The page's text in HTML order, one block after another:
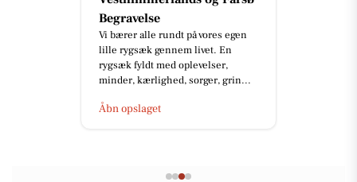
Begravelse
Vi bærer alle rundt på vores egen
lille rygsæk gennem livet. En
rygsæk fyldt med oplevelser,
minder, kærlighed, sorger, grin...
Åbn opslaget